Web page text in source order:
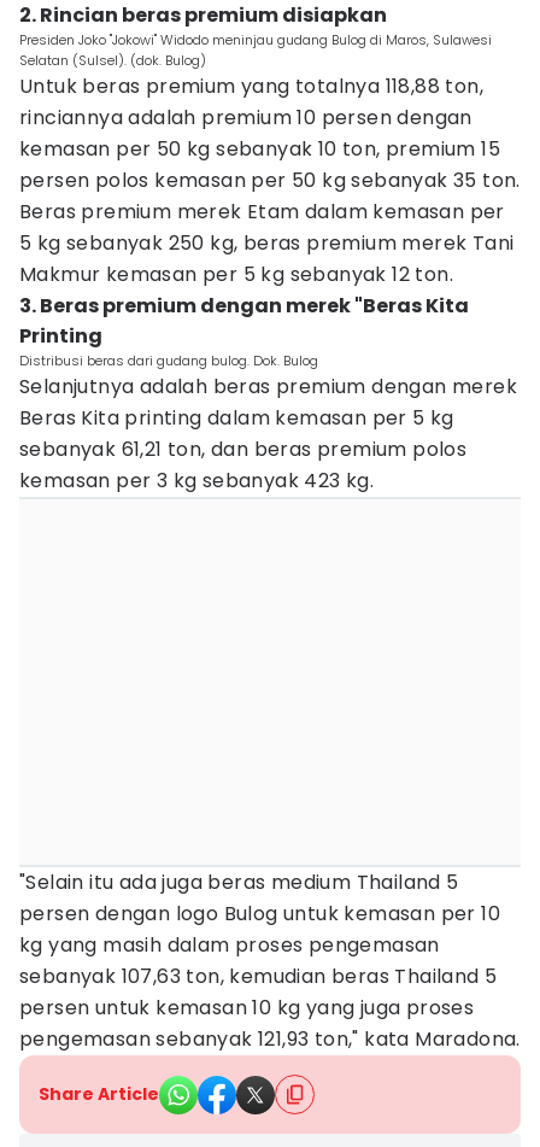
2. Rincian beras premium disiapkan
Presiden Joko "Jokowi" Widodo meninjau gudang Bulog di Maros, Sulawesi
Selatan (Sulsel). (dok. Bulog)
Untuk beras premium yang totalnya 118,88 ton,
rinciannya adalah premium 10 persen dengan
kemasan per 50 kg sebanyak 10 ton, premium 15
persen polos kemasan per 50 kg sebanyak 35 ton.
Beras premium merek Etam dalam kemasan per
5 kg sebanyak 250 kg, beras premium merek Tani
Makmur kemasan per 5 kg sebanyak 12 ton.
3. Beras premium dengan merek "Beras Kita
Printing
Distribusi beras dari gudang bulog. Dok. Bulog
Selanjutnya adalah beras premium dengan merek
Beras Kita printing dalam kemasan per 5 kg
sebanyak 61,21 ton, dan beras premium polos
kemasan per 3 kg sebanyak 423 kg.
"Selain itu ada juga beras medium Thailand 5
persen dengan logo Bulog untuk kemasan per 10
kg yang masih dalam proses pengemasan
sebanyak 107,63 ton, kemudian beras Thailand 5
persen untuk kemasan 10 kg yang juga proses
pengemasan sebanyak 121,93 ton," kata Maradona.
Share Article